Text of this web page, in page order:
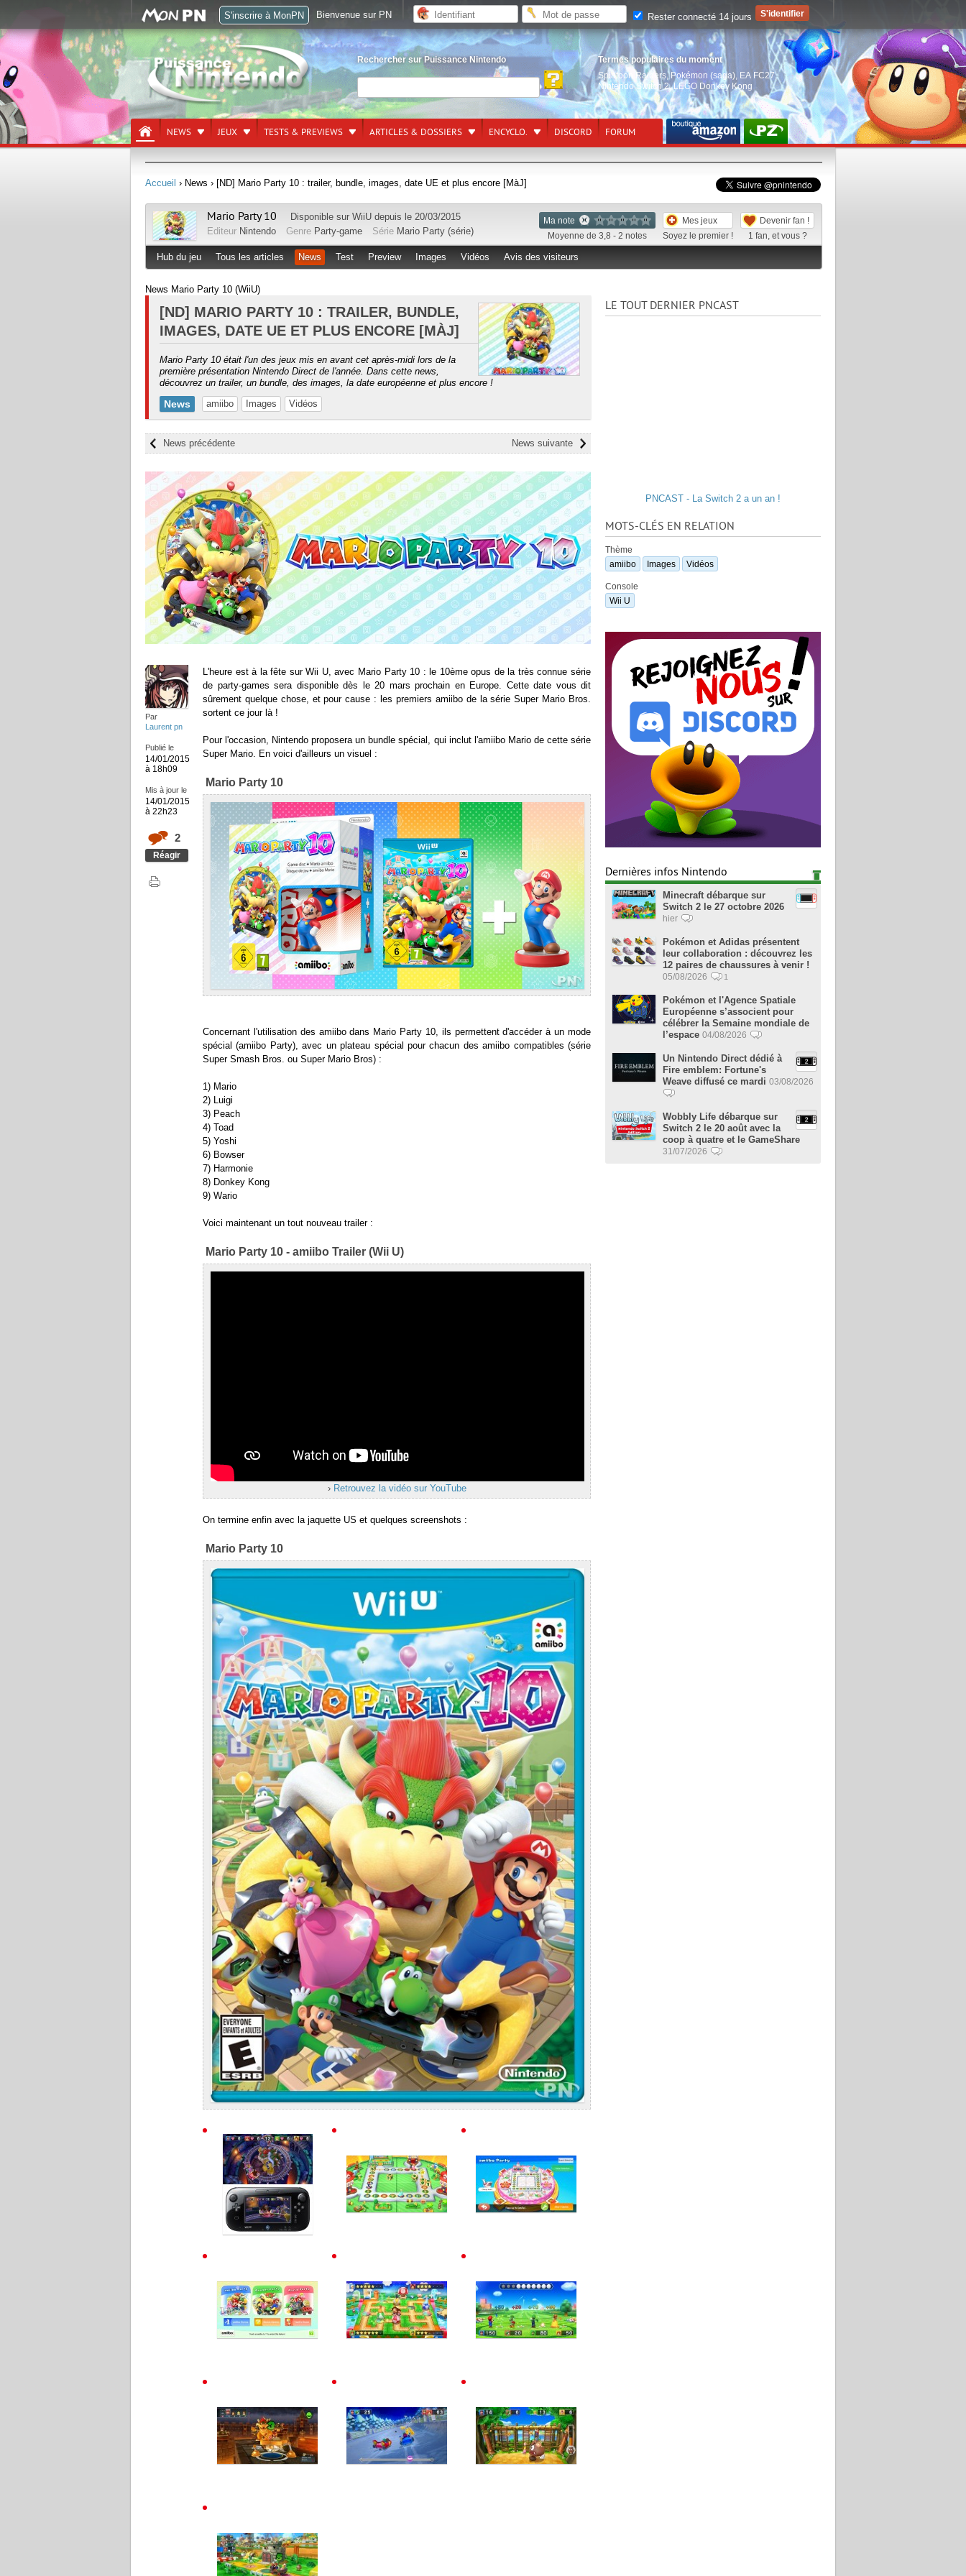
Rechercher sur Puissance Nintendo
Termes populaires du moment
Splatoon Raiders, Pokémon (saga) EA FC27,
Nintendo Switch 2,LEGO Donkey Kong
NEWS JEUX TESTS & PREVIEWS ARTICLES & DOSSIERS ENCYCLO. DISCORD FORUM
Accueil › News › [ND] Mario Party 10 : trailer, bundle, images, date UE et plus encore [MàJ]
Ma note
Moyenne de 3,8 - 2 notes
Mes jeux
Soyez le premier !
Devenir fan !
1 fan, et vous ?
Mario Party 10 Disponible sur WiiU depuis le 20/03/2015
Editeur Nintendo Genre Party-game Série Mario Party (série)
Hub du jeu Tous les articles News Test Preview Images Vidéos Avis des visiteurs
News Mario Party 10 (WiiU)
[ND] MARIO PARTY 10 : TRAILER, BUNDLE,
IMAGES, DATE UE ET PLUS ENCORE [MÀJ]
Mario Party 10 était l'un des jeux mis en avant cet après-midi lors de la
première présentation Nintendo Direct de l'année. Dans cette news,
découvrez un trailer, un bundle, des images, la date européenne et plus encore !
News amiibo Images Vidéos
News suivante
News précédente
Par
Laurent pn
Publié le
14/01/2015
à 18h09
Mis à jour le
14/01/2015
à 22h23
2
Réagir
L'heure est à la fête sur Wii U, avec Mario Party 10 : le 10ème opus de la très connue série
de party-games sera disponible dès le 20 mars prochain en Europe. Cette date vous dit
sûrement quelque chose, et pour cause : les premiers amiibo de la série Super Mario Bros.
sortent ce jour là !
Pour l'occasion, Nintendo proposera un bundle spécial, qui inclut l'amiibo Mario de cette série
Super Mario. En voici d'ailleurs un visuel :
Mario Party 10
Concernant l'utilisation des amiibo dans Mario Party 10, ils permettent d'accéder à un mode
spécial (amiibo Party), avec un plateau spécial pour chacun des amiibo compatibles (série
Super Smash Bros. ou Super Mario Bros) :
1) Mario
2) Luigi
3) Peach
4) Toad
5) Yoshi
6) Bowser
7) Harmonie
8) Donkey Kong
9) Wario
Voici maintenant un tout nouveau trailer :
Mario Party 10 - amiibo Trailer (Wii U)
› Retrouvez la vidéo sur YouTube
On termine enfin avec la jaquette US et quelques screenshots :
Mario Party 10
LE TOUT DERNIER PNCAST
PNCAST - La Switch 2 a un an !
MOTS-CLÉS EN RELATION
Thème
amiibo
Images Vidéos
Console
Wii U
Dernières infos Nintendo
Minecraft débarque sur
Switch 2 le 27 octobre 2026
hier
Pokémon et Adidas présentent
leur collaboration : découvrez les
12 paires de chaussures à venir !
05/08/2026 1
Pokémon et l'Agence Spatiale
Européenne s’associent pour
célébrer la Semaine mondiale de
l’espace 04/08/2026
Un Nintendo Direct dédié à
Fire emblem: Fortune's
Weave diffusé ce mardi 03/08/2026
Wobbly Life débarque sur
Switch 2 le 20 août avec la
coop à quatre et le GameShare
31/07/2026
S'inscrire à MonPN Bienvenue sur PN Rester connecté 14 jours